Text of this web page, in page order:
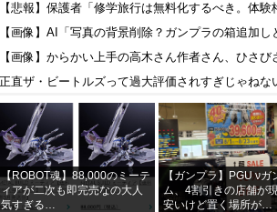
【ROBOT魂】88,000のミーテ
ィアが二次も即完売なの大人
気すぎる…
【ガンプラ】PGU νガ
ム、4割引きの店舗が
安いけど置く場所が…